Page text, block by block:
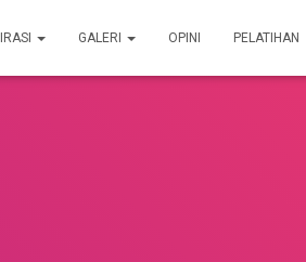
GALERI OPINI PELATIHAN